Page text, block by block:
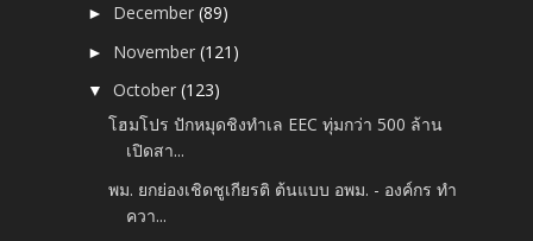
► December(89)
► November(121)
▼October(123)
โฮมโปร ปักหมุดชิงทำเล EEC ทุ่มกว่า 500 ล้าน
เปิดสา...
พม. ยกย่องเชิดชูเกียรติ ต้นแบบ อพม. - องค์กร ทำ
ควา...